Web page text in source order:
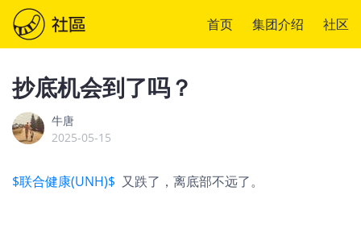
首页 集团介绍 社区
抄底机会到了吗？
牛唐
2025-05-15
$联合健康(UNH)$ 又跌了，离底部不远了。